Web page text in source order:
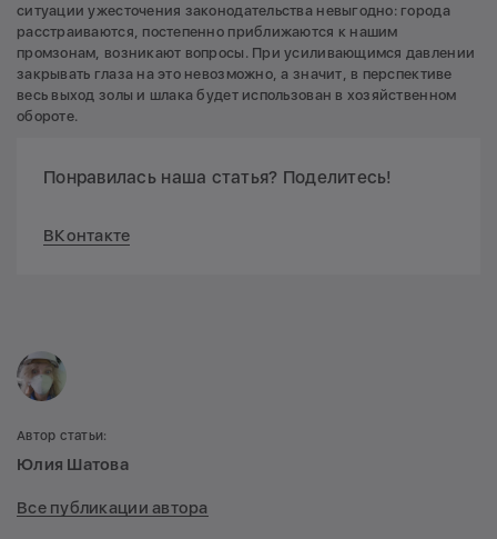
ситуации ужесточения законодательства невыгодно: города
расстраиваются, постепенно приближаются к нашим
промзонам, возникают вопросы. При усиливающимся давлении
закрывать глаза на это невозможно, а значит, в перспективе
весь выход золы и шлака будет использован в хозяйственном
обороте.
Понравилась наша статья? Поделитесь!
ВКонтакте
Автор статьи:
Юлия Шатова
Все публикации автора